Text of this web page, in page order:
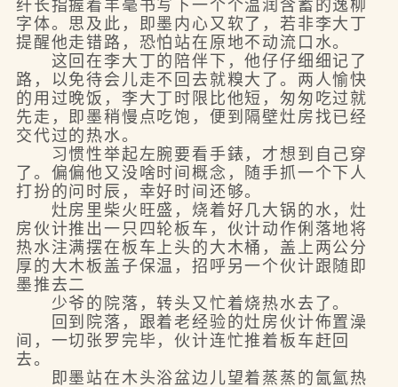
纤长指握着羊毫书写下一个个温润含蓄的逸柳
字体。思及此，即墨内心又软了，若非李大丁
提醒他走错路，恐怕站在原地不动流口水。
这回在李大丁的陪伴下，他仔仔细细记了
路，以免待会儿走不回去就糗大了。两人愉快
的用过晚饭，李大丁时限比他短，匆匆吃过就
先走，即墨稍慢点吃饱，便到隔壁灶房找已经
交代过的热水。
习惯性举起左腕要看手錶，才想到自己穿
了。偏偏他又没啥时间概念，随手抓一个下人
打扮的问时辰，幸好时间还够。
灶房里柴火旺盛，烧着好几大锅的水，灶
房伙计推出一只四轮板车，伙计动作俐落地将
热水注满摆在板车上头的大木桶，盖上两公分
厚的大木板盖子保温，招呼另一个伙计跟随即
墨推去二
少爷的院落，转头又忙着烧热水去了。
回到院落，跟着老经验的灶房伙计佈置澡
间，一切张罗完毕，伙计连忙推着板车赶回
去。
即墨站在木头浴盆边儿望着蒸蒸的氤氳热